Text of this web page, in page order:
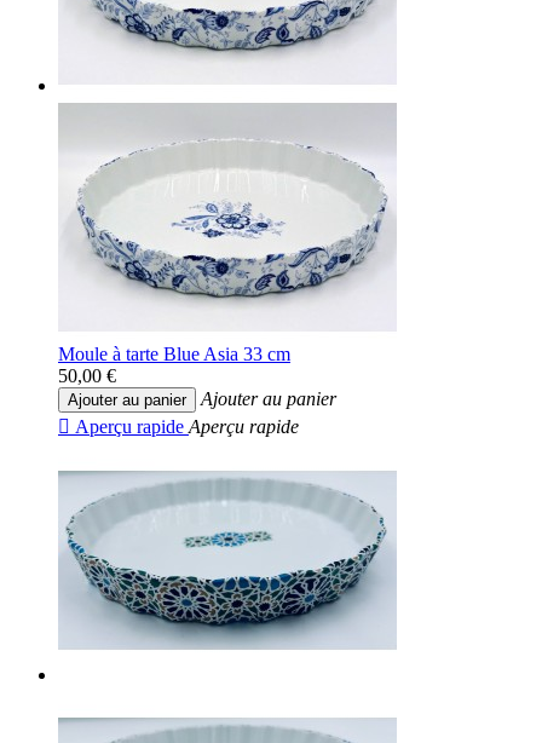
Moule à tarte Blue Asia 33 cm
50,00 €
Ajouter au panier
Ajouter au panier
 Aperçu rapide Aperçu rapide